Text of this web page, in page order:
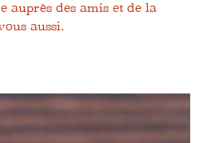
auprès des amis et de la
aussi.